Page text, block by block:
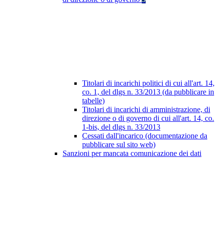
Titolari di incarichi politici di cui all'art. 14,
co. 1, del dlgs n. 33/2013 (da pubblicare in
tabelle)
Titolari di incarichi di amministrazione, di
direzione o di governo di cui all'art. 14, co.
1-bis, del dlgs n. 33/2013
Cessati dall'incarico (documentazione da
pubblicare sul sito web)
Sanzioni per mancata comunicazione dei dati